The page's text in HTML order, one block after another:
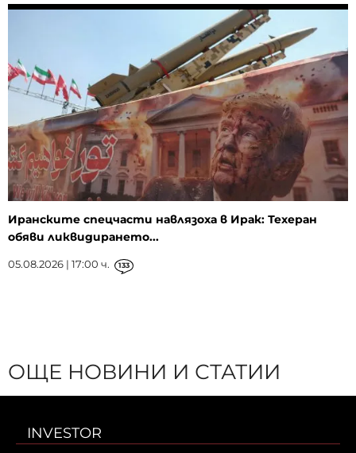
Иранските спецчасти навлязоха в Ирак: Техеран
обяви ликвидирането...
05.08.2026 | 17:00 ч. 133
ОЩЕ НОВИНИ И СТАТИИ
INVESTOR